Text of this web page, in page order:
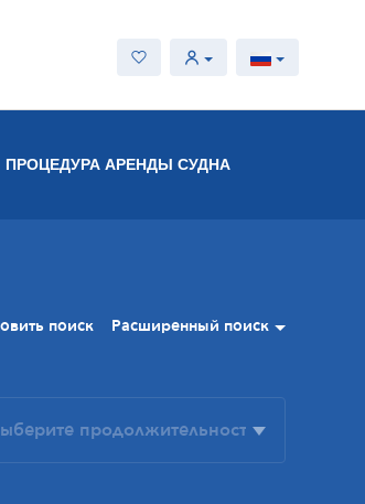
ПРОЦЕДУРА АРЕНДЫ СУДНА
поиск Расширенный поиск